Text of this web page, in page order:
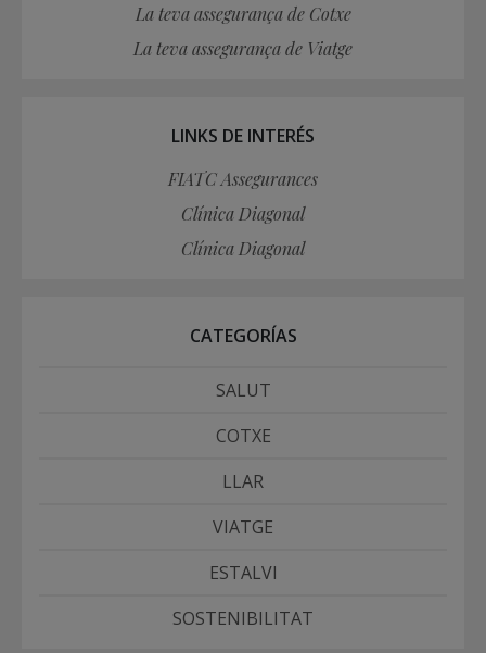
La teva assegurança de Cotxe
La teva assegurança de Viatge
LINKS DE INTERÉS
FIATC Assegurances
Clínica Diagonal
Clínica Diagonal
CATEGORÍAS
SALUT
COTXE
LLAR
VIATGE
ESTALVI
SOSTENIBILITAT